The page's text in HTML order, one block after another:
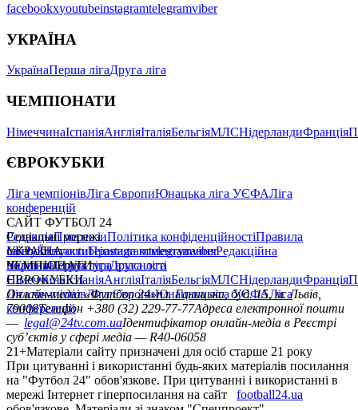
facebookxyoutubeinstagramtelegramviber
УКРАЇНА
УкраїнаПерша лігаДруга ліга
ЧЕМПІОНАТИ
НімеччинаІспаніяАнгліяІталіяБельгіяМЛСНідерландиФранція
ЄВРОКУБКИ
Ліга чемпіонівЛіга ЄвропиЮнацька ліга УЄФАЛіга
конференцій
САЙТ ФУТБОЛ 24
РедакціяПрогнозиПолітика конфіденційностіПравила
сайтуКонтактиПравила коментуванняРедакційна
політикаСтруктура власності
Соціальні мережі
facebookxyoutubeinstagramtelegramviber
УКРАЇНА
УкраїнаПерша лігаДруга ліга
ЧЕМПІОНАТИ
НімеччинаІспаніяАнгліяІталіяБельгіяМЛСНідерландиФранція
ЄВРОКУБКИ
Ліга чемпіонівЛіга ЄвропиЮнацька ліга УЄФАЛіга
конференцій
Онлайн-медіа «Футбол 24»пл. Галицька, буд. 15, м. Львів,
79008Телефон +380 (32) 229-77-77Адреса електронної пошти
— legal@24tv.com.uaІдентифікатор онлайн-медіа в Реєстрі
суб’єктів у сфері медіа — R40-06058
21+Матеріали сайту призначені для осіб старше 21 року
При цитуванні і використанні будь-яких матеріалів посилання
на "Футбол 24" обов'язкове. При цитуванні і використанні в
мережі Інтернет гіперпосилання на сайт
football24.ua